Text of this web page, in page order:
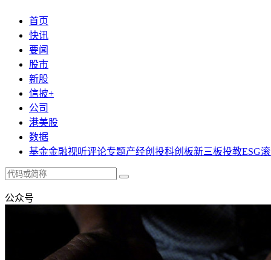
首页
快讯
要闻
股市
新股
信披+
公司
港美股
数据
基金金融视听评论专题产经创投科创板新三板投教ESG
公众号